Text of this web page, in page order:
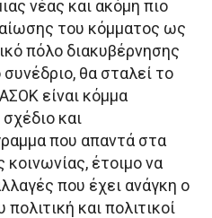
νέας και ακόμη πιο
του κόμματος ως
πόλο διακυβέρνησης
θα σταλεί το
είναι κόμμα
και
που απαντά στα
έτοιμο να
που έχει ανάγκη ο
και πολιτικοί